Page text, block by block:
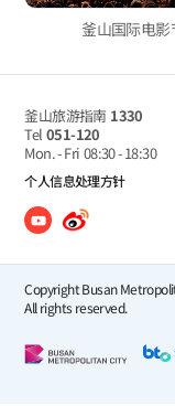
釜山国际电影
釜山旅游指南 1330
Tel 051-120
Mon. - Fri 08:30 - 18:30
个人信息处理方针
Copyright Busan
All rights reserved.